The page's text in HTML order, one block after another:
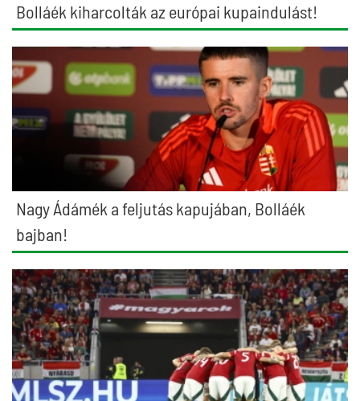
Bolláék kiharcolták az európai kupaindulást!
Nagy Ádámék a feljutás kapujában, Bolláék
bajban!